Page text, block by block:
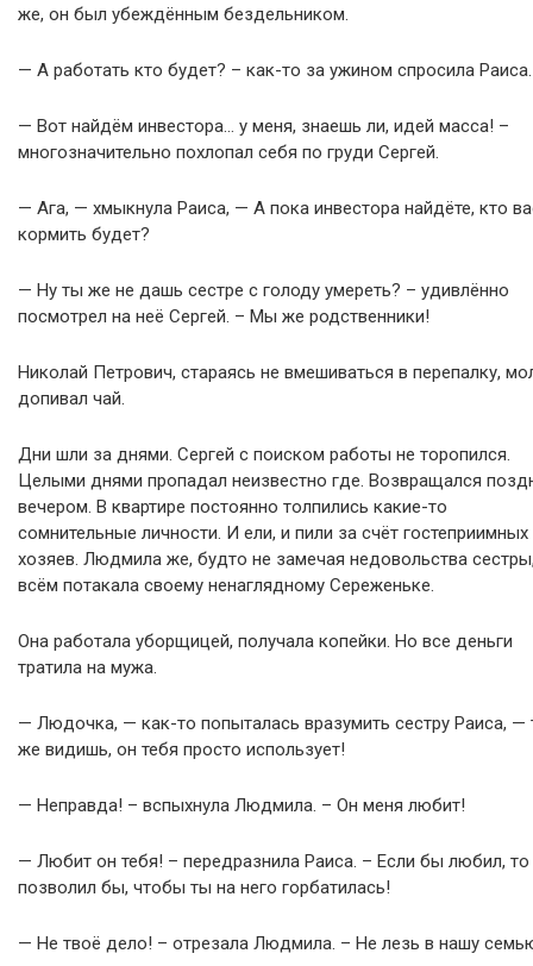
же, он был убеждённым бездельником.
— А работать кто будет? – как-то за ужином спросила Раиса.
— Вот найдём инвестора… у меня, знаешь ли, идей масса! –
многозначительно похлопал себя по груди Сергей.
— Ага, — хмыкнула Раиса, — А пока инвестора найдёте, кто
кормить будет?
— Ну ты же не дашь сестре с голоду умереть? – удивлённо
посмотрел на неё Сергей. – Мы же родственники!
Николай Петрович, стараясь не вмешиваться в перепалку,
допивал чай.
Дни шли за днями. Сергей с поиском работы не торопился.
Целыми днями пропадал неизвестно где. Возвращался
вечером. В квартире постоянно толпились какие-то
сомнительные личности. И ели, и пили за счёт гостеприимных
хозяев. Людмила же, будто не замечая недовольства
всём потакала своему ненаглядному Сереженьке.
Она работала уборщицей, получала копейки. Но все деньги
тратила на мужа.
— Людочка, — как-то попыталась вразумить сестру Раиса, —
же видишь, он тебя просто использует!
— Неправда! – вспыхнула Людмила. – Он меня любит!
— Любит он тебя! – передразнила Раиса. – Если бы любил, то
позволил бы, чтобы ты на него горбатилась!
— Не твоё дело! – отрезала Людмила. – Не лезь в нашу